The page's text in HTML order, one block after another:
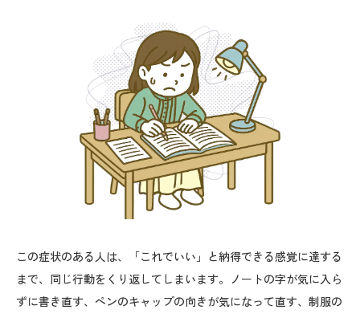
この症状のある人は、「これでいい」と納得できる感覚に達する
まで、同じ行動をくり返してしまいます。ノートの字が気に入ら
ずに書き直す、ペンのキャップの向きが気になって直す、制服の